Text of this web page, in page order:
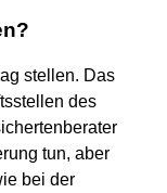
stellen. Das
des
tun, aber
bei der